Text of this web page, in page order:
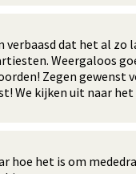
verbaasd dat het al zo
Weergaloos
Zegen gewenst
We kijken uit naar
hoe het is om